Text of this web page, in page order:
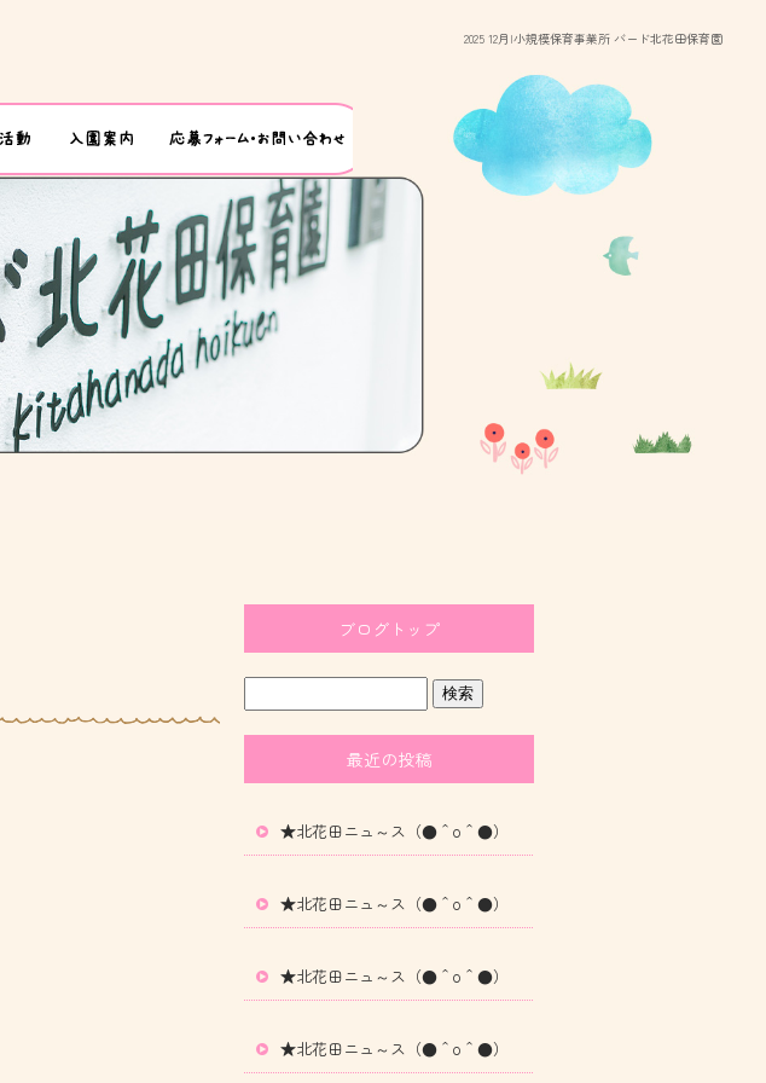
2025 12月|小規模保育事業所 バード北花田保育園
ブログトップ
最近の投稿
★北花田ニュ～ス（●＾o＾●）
★北花田ニュ～ス（●＾o＾●）
★北花田ニュ～ス（●＾o＾●）
★北花田ニュ～ス（●＾o＾●）